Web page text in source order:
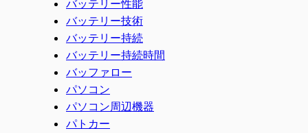
バッテリー性能
バッテリー技術
バッテリー持続
バッテリー持続時間
バッファロー
パソコン
パソコン周辺機器
パトカー